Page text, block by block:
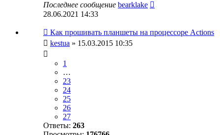
Последнее сообщение bearklake
28.06.2021 14:33
Как прошивать планшеты на процессоре Actions
kestua » 15.03.2015 10:35
1
…
23
24
25
26
27
Ответы: 263